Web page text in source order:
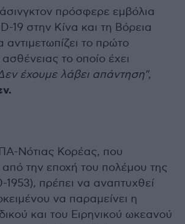
πρόσφερε εμβόλια
19 στην Κίνα και τη Βόρεια
αντιμετωπίζει το πρώτο
το οποίο έχει
έχουμε λάβει απάντηση",
Νότιας Κορέας, που
από την εποχή του πολέμου της
1953), πρέπει να αναπτυχθεί
να παραμείνει η
και του Ειρηνικού ωκεανού